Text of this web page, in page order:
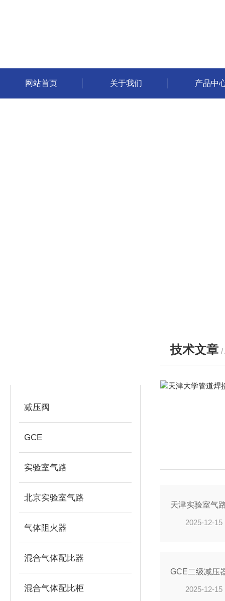
网站首页 关于我们 产品中
减压阀
GCE
实验室气路
北京实验室气路
气体阻火器
混合气体配比器
混合气体配比柜
技术文章 /
天津实验室气
2025-12-15
GCE二级减压
2025-12-15